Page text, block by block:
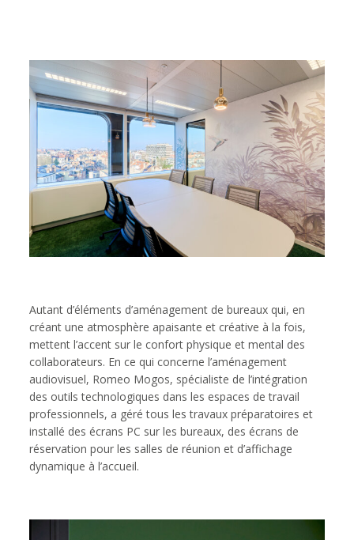
Autant d’éléments d’aménagement de bureaux qui, en
créant une atmosphère apaisante et créative à la fois,
mettent l’accent sur le confort physique et mental des
collaborateurs. En ce qui concerne l’aménagement
audiovisuel, Romeo Mogos, spécialiste de l’intégration
des outils technologiques dans les espaces de travail
professionnels, a géré tous les travaux préparatoires et
installé des écrans PC sur les bureaux, des écrans de
réservation pour les salles de réunion et d’affichage
dynamique à l’accueil.